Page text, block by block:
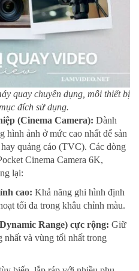
quay chuyên dụng, mỗi thiết bị
đích sử dụng.
(Cinema Camera): Dành
hình ảnh ở mức cao nhất để sản
quảng cáo (TVC). Các dòng
Cinema Camera 6K,
lại:
cao: Khả năng ghi hình định
tối đa trong khâu chỉnh màu.
Range) cực rộng: Giữ
nhất và vùng tối nhất trong